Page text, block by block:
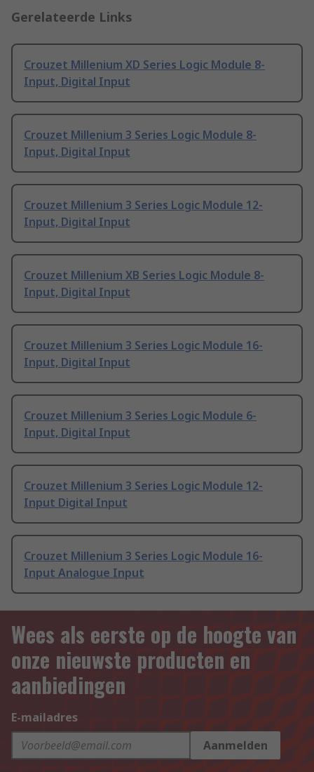
Gerelateerde Links
Crouzet Millenium XD Series Logic Module 8-
Input, Digital Input
Crouzet Millenium 3 Series Logic Module 8-
Input, Digital Input
Crouzet Millenium 3 Series Logic Module 12-
Input, Digital Input
Crouzet Millenium XB Series Logic Module 8-
Input, Digital Input
Crouzet Millenium 3 Series Logic Module 16-
Input, Digital Input
Crouzet Millenium 3 Series Logic Module 6-
Input, Digital Input
Crouzet Millenium 3 Series Logic Module 12-
Input Digital Input
Crouzet Millenium 3 Series Logic Module 16-
Input Analogue Input
Wees als eerste op de hoogte van
onze nieuwste producten en
aanbiedingen
E-mailadres
Aanmelden